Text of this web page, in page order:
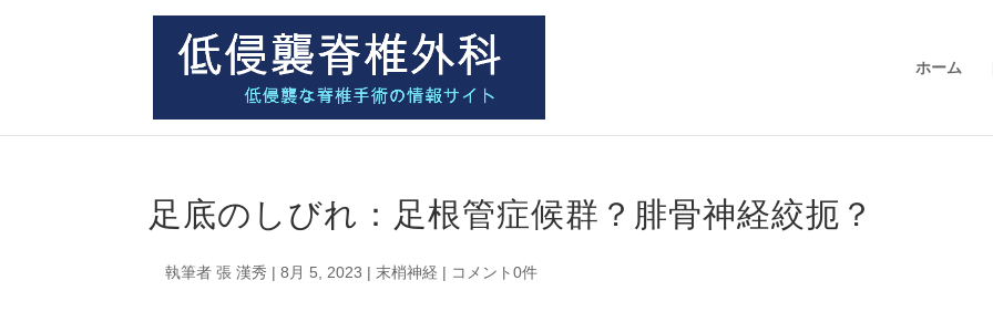
ホーム
足底のしびれ：足根管症候群？腓骨神経絞扼？
執筆者張 漢秀 |8月 5, 2023 |末梢神経 | コメント0件